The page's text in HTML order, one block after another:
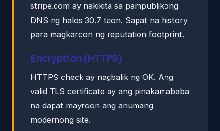
stripe.com ay nakikita sa pampublikong
DNS ng halos 30.7 taon. Sapat na history
para magkaroon ng reputation footprint.
Encryption (HTTPS)
HTTPS check ay nagbalik ng OK. Ang
valid TLS certificate ay ang pinakamababa
na dapat mayroon ang anumang
modernong site.